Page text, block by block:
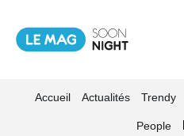
Accueil Actualités Trendy
People